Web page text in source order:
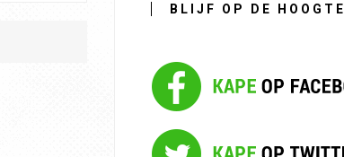
BLIJF OP DE HOOGTE